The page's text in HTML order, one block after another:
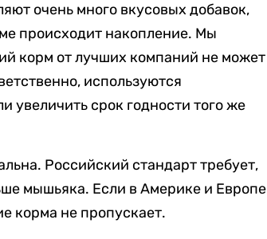
очень много вкусовых добавок,
происходит накопление. Мы
корм от лучших компаний не может
используются
увеличить срок годности того же
Российский стандарт требует,
мышьяка. Если в Америке и Европе
корма не пропускает.